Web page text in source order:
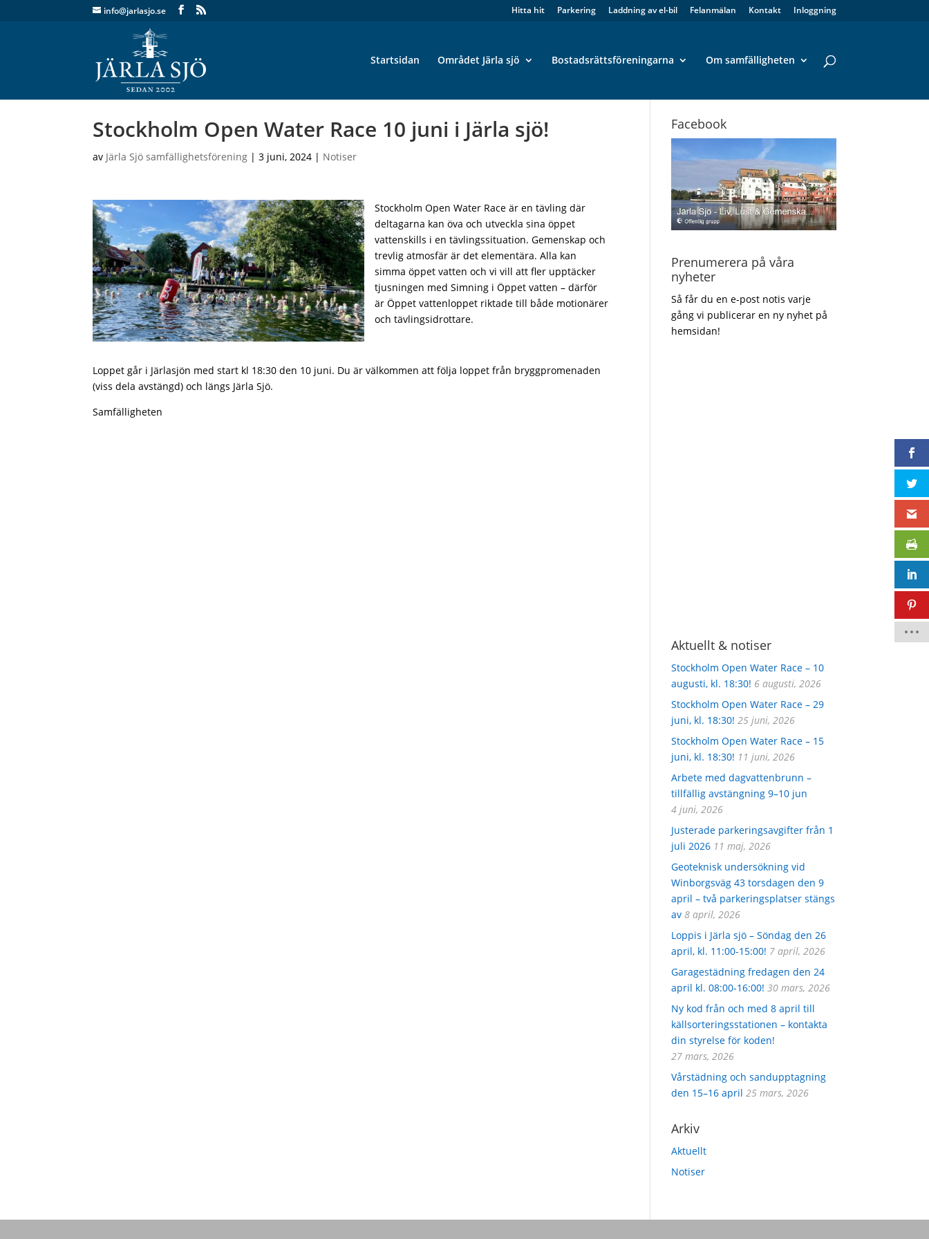
info@jarlasjo.se Hitta hit Parkering Laddning av el-bil Felanmälan Kontakt Inloggning
Startsidan Området Järla sjö Bostadsrättsföreningarna Om samfälligheten
Stockholm Open Water Race 10 juni i Järla sjö!
av Järla Sjö samfällighetsförening |3 juni, 2024 | Notiser
Stockholm Open Water Race är en tävling där
deltagarna kan öva och utveckla sina öppet
vattenskills i en tävlingssituation. Gemenskap och
trevlig atmosfär är det elementära. Alla kan
simma öppet vatten och vi vill att fler upptäcker
tjusningen med Simning i Öppet vatten – därför
är Öppet vattenloppet riktade till både motionärer
och tävlingsidrottare.
Loppet går i Järlasjön med start kl 18:30 den 10 juni. Du är välkommen att följa loppet från bryggpromenaden
(viss dela avstängd) och längs Järla Sjö.
Samfälligheten
Facebook
Prenumerera på våra
nyheter
Så får du en e-post notis varje
gång vi publicerar en ny nyhet på
hemsidan!
Aktuellt & notiser
Stockholm Open Water Race – 10
augusti, kl. 18:30! 6 augusti, 2026
Stockholm Open Water Race – 29
juni, kl. 18:30! 25 juni, 2026
Stockholm Open Water Race – 15
juni, kl. 18:30! 11 juni, 2026
Arbete med dagvattenbrunn –
tillfällig avstängning 9–10 jun
4 juni, 2026
Justerade parkeringsavgifter från 1
juli 2026 11 maj, 2026
Geoteknisk undersökning vid
Winborgsväg 43 torsdagen den 9
april – två parkeringsplatser stängs
av 8 april, 2026
Loppis i Järla sjö – Söndag den 26
april, kl. 11:00-15:00! 7 april, 2026
Garagestädning fredagen den 24
april kl. 08:00-16:00! 30 mars, 2026
Ny kod från och med 8 april till
källsorteringsstationen – kontakta
din styrelse för koden!
27 mars, 2026
Vårstädning och sandupptagning
den 15–16 april 25 mars, 2026
Arkiv
Aktuellt
Notiser